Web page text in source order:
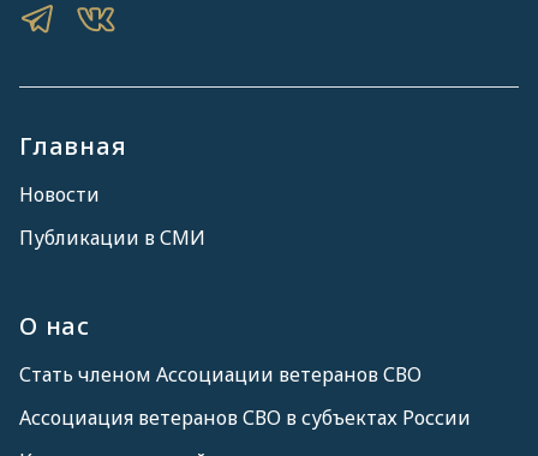
Главная
Новости
Публикации в СМИ
О нас
Стать членом Ассоциации ветеранов СВО
Ассоциация ветеранов СВО в субъектах России